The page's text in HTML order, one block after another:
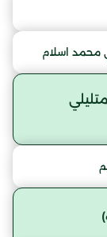
محمد اسلام